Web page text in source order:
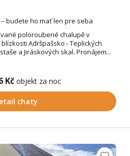
budete ho mať len pre seba
poloroubené chalupě v
Adršpašsko - Teplických
a Jiráskových skal. Pronájem...
Kč objekt za noc
chaty